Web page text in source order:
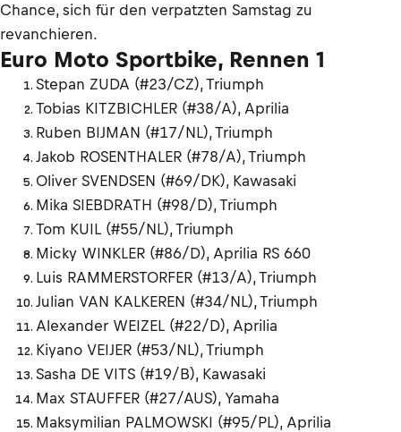
Chance, sich für den verpatzten Samstag zu
revanchieren.
Euro Moto Sportbike, Rennen 1
Stepan ZUDA (#23/CZ), Triumph
Tobias KITZBICHLER (#38/A), Aprilia
Ruben BIJMAN (#17/NL), Triumph
Jakob ROSENTHALER (#78/A), Triumph
Oliver SVENDSEN (#69/DK), Kawasaki
Mika SIEBDRATH (#98/D), Triumph
Tom KUIL (#55/NL), Triumph
Micky WINKLER (#86/D), Aprilia RS 660
Luis RAMMERSTORFER (#13/A), Triumph
Julian VAN KALKEREN (#34/NL), Triumph
Alexander WEIZEL (#22/D), Aprilia
Kiyano VEIJER (#53/NL), Triumph
Sasha DE VITS (#19/B), Kawasaki
Max STAUFFER (#27/AUS), Yamaha
Maksymilian PALMOWSKI (#95/PL), Aprilia